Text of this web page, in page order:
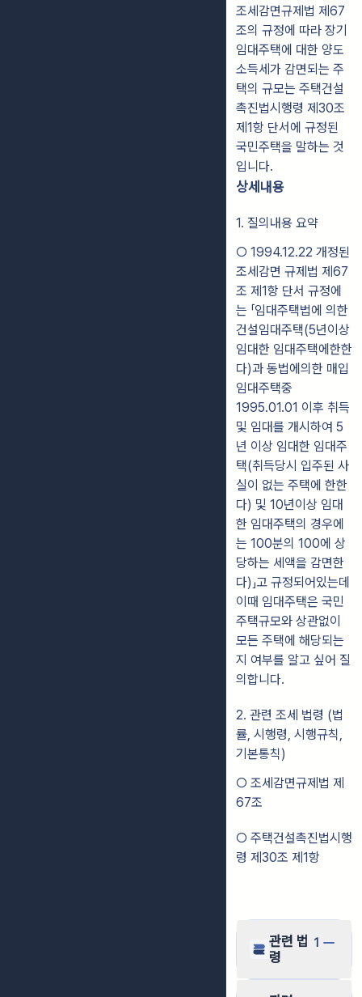
조세감면규제법 제67
조의 규정에 따라 장기
임대주택에 대한 양도
소득세가 감면되는 주
택의 규모는 주택건설
촉진법시행령 제30조
제1항 단서에 규정된
국민주택을 말하는 것
입니다.
상세내용
1. 질의내용 요약
○ 1994.12.22 개정된
조세감면 규제법 제67
조 제1항 단서 규정에
는 「임대주택법에 의한
건설임대주택(5년이상
임대한 임대주택에한한
다)과 동법에의한 매입
임대주택중
1995.01.01 이후 취득
및 임대를 개시하여 5
년 이상 임대한 임대주
택(취득당시 입주된 사
실이 없는 주택에 한한
다) 및 10년이상 임대
한 임대주택의 경우에
는 100분의 100에 상
당하는 세액을 감면한
다)」고 규정되어있는데
이때 임대주택은 국민
주택규모와 상관없이
모든 주택에 해당되는
지 여부를 알고 싶어 질
의합니다.
2. 관련 조세 법령 (법
률, 시행령, 시행규칙,
기본통칙)
○ 조세감면규제법 제
67조
○ 주택건설촉진법시행
령 제30조 제1항
관련 법
령
1